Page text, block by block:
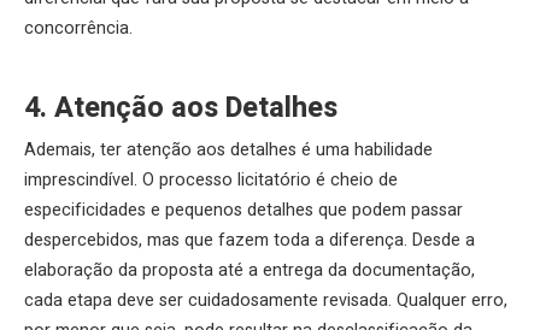
concorrência.
4. Atenção aos Detalhes
Ademais, ter atenção aos detalhes é uma habilidade
imprescindível. O processo licitatório é cheio de
especificidades e pequenos detalhes que podem passar
despercebidos, mas que fazem toda a diferença. Desde a
elaboração da proposta até a entrega da documentação,
cada etapa deve ser cuidadosamente revisada. Qualquer erro,